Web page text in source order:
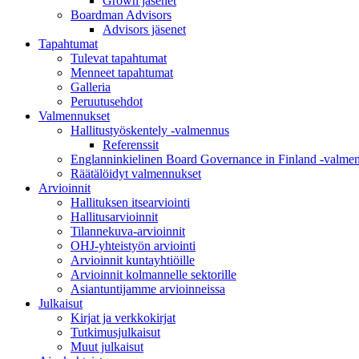
Boardman Advisors
Advisors jäsenet
Tapahtumat
Tulevat tapahtumat
Menneet tapahtumat
Galleria
Peruutusehdot
Valmennukset
Hallitustyöskentely -valmennus
Referenssit
Englanninkielinen Board Governance in Finland -
Räätälöidyt valmennukset
Arvioinnit
Hallituksen itsearviointi
Hallitusarvioinnit
Tilannekuva-arvioinnit
OHJ-yhteistyön arviointi
Arvioinnit kuntayhtiöille
Arvioinnit kolmannelle sektorille
Asiantuntijamme arvioinneissa
Julkaisut
Kirjat ja verkkokirjat
Tutkimusjulkaisut
Muut julkaisut